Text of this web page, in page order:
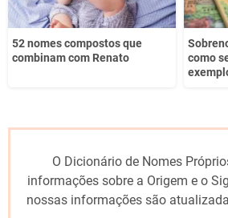
52 nomes compostos que
combinam com Renato
como
O Dicionário de Nomes
informações sobre a Origem e o
nossas informações são